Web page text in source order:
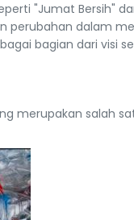
"Jumat Bersih"
perubahan dalam
bagian dari visi
merupakan salah